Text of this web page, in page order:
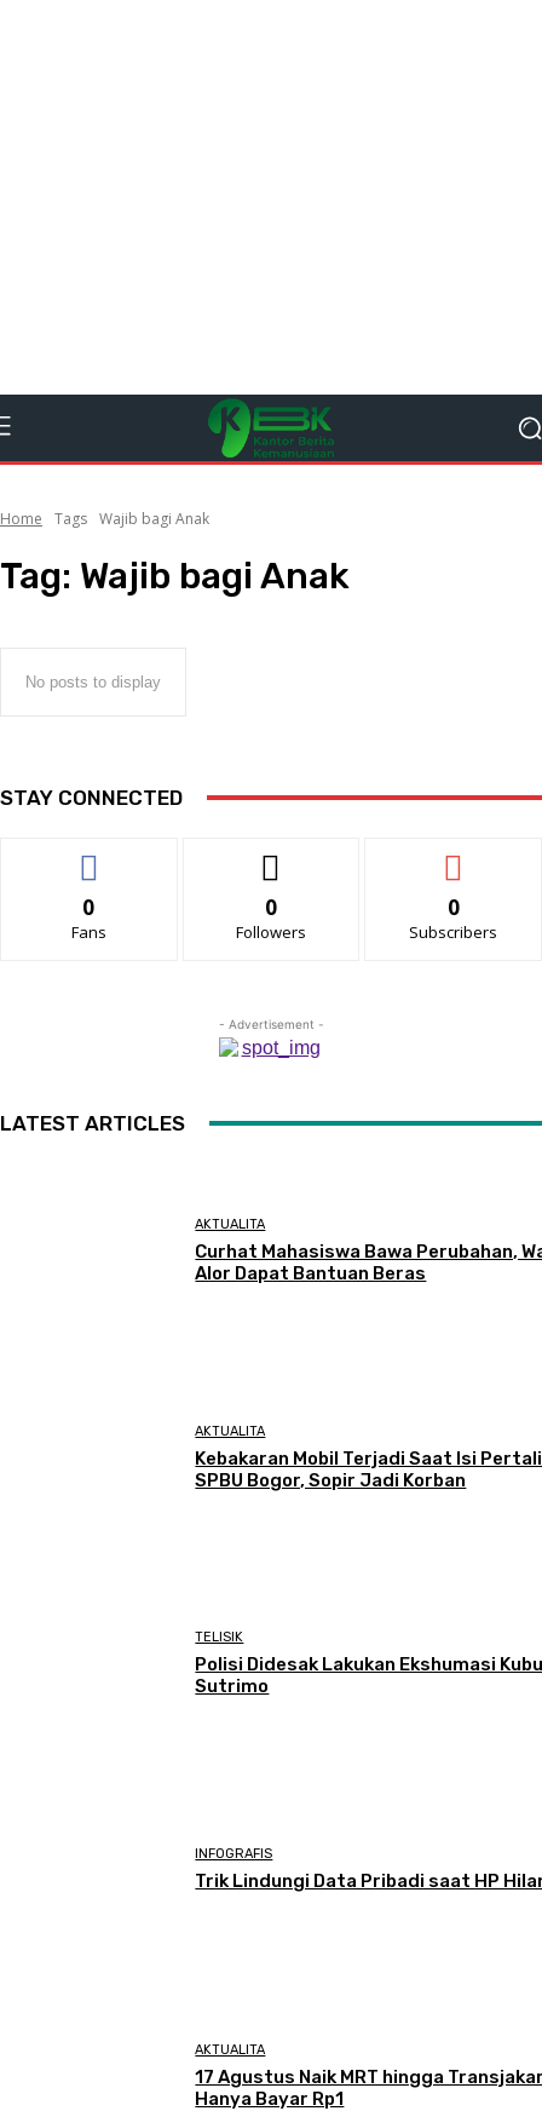
Home Tags Wajib bagi Anak
Tag: Wajib bagi Anak
No posts to display
STAY CONNECTED
0
Fans
0
Followers
0
Subscribers
- Advertisement -
LATEST ARTICLES
AKTUALITA
Curhat Mahasiswa Bawa Perubahan,
Alor Dapat Bantuan Beras
AKTUALITA
Kebakaran Mobil Terjadi Saat Isi
SPBU Bogor, Sopir Jadi Korban
TELISIK
Polisi Didesak Lakukan Ekshumasi
Sutrimo
INFOGRAFIS
Trik Lindungi Data Pribadi saat HP
AKTUALITA
17 Agustus Naik MRT hingga
Hanya Bayar Rp1